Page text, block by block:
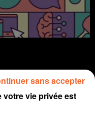
votre vie privée est
sans accepter